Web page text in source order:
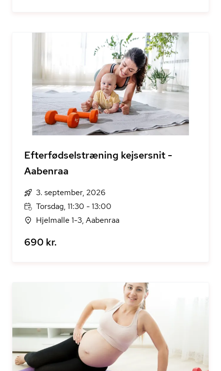
Efterfødselstræning kejsersnit -
Aabenraa
3. september, 2026
Torsdag, 11:30 - 13:00
Hjelmalle 1-3, Aabenraa
690 kr.